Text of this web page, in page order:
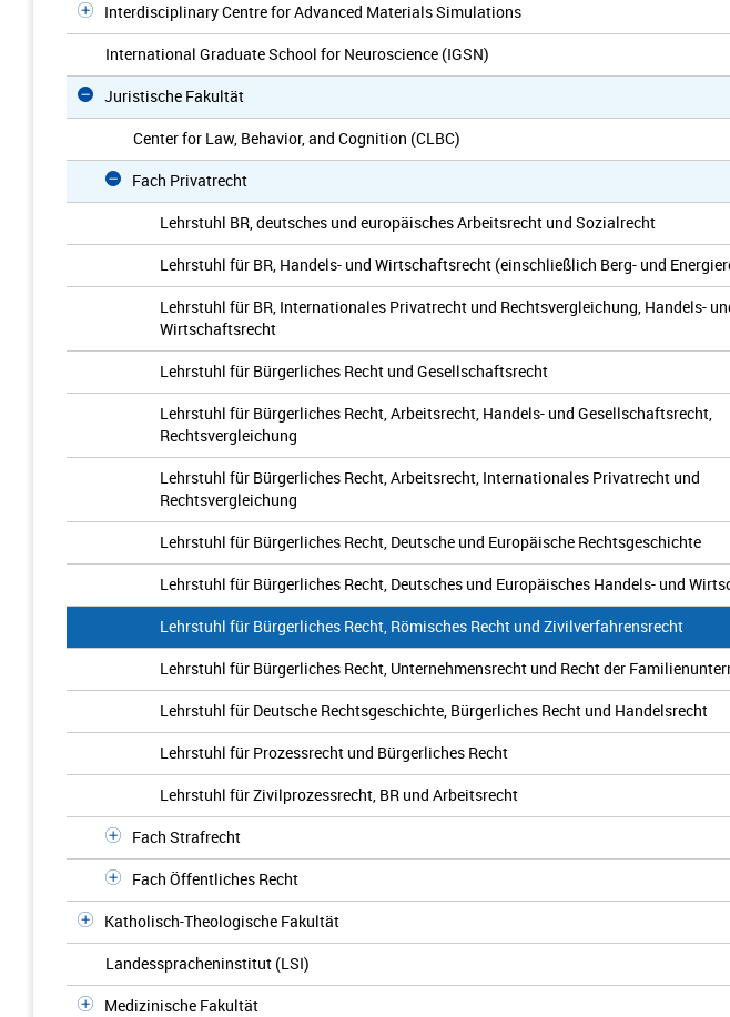
Interdisciplinary Centre for Advanced Materials Simulations
International Graduate School for Neuroscience (IGSN)
Juristische Fakultät
Center for Law, Behavior, and Cognition (CLBC)
Fach Privatrecht
Lehrstuhl BR, deutsches und europäisches Arbeitsrecht und Sozialrecht
Lehrstuhl für BR, Handels- und Wirtschaftsrecht (einschließlich Berg- und
Lehrstuhl für BR, Internationales Privatrecht und Rechtsvergleichung, Handels-
Wirtschaftsrecht
Lehrstuhl für Bürgerliches Recht und Gesellschaftsrecht
Lehrstuhl für Bürgerliches Recht, Arbeitsrecht, Handels- und Gesellschaftsrecht,
Rechtsvergleichung
Lehrstuhl für Bürgerliches Recht, Arbeitsrecht, Internationales Privatrecht und
Rechtsvergleichung
Lehrstuhl für Bürgerliches Recht, Deutsche und Europäische Rechtsgeschichte
Lehrstuhl für Bürgerliches Recht, Deutsches und Europäisches Handels- und
Lehrstuhl für Bürgerliches Recht, Römisches Recht und Zivilverfahrensrecht
Lehrstuhl für Bürgerliches Recht, Unternehmensrecht und Recht der
Lehrstuhl für Deutsche Rechtsgeschichte, Bürgerliches Recht und Handelsrecht
Lehrstuhl für Prozessrecht und Bürgerliches Recht
Lehrstuhl für Zivilprozessrecht, BR und Arbeitsrecht
Fach Strafrecht
Fach Öffentliches Recht
Katholisch-Theologische Fakultät
Landesspracheninstitut (LSI)
Medizinische Fakultät